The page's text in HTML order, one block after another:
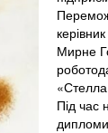
Мирне
Під час